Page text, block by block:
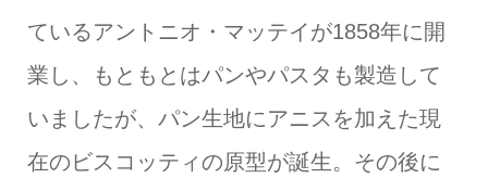
ているアントニオ・マッテイが1858年に開
業し、もともとはパンやパスタも製造して
いましたが、パン生地にアニスを加えた現
在のビスコッティの原型が誕生。その後に